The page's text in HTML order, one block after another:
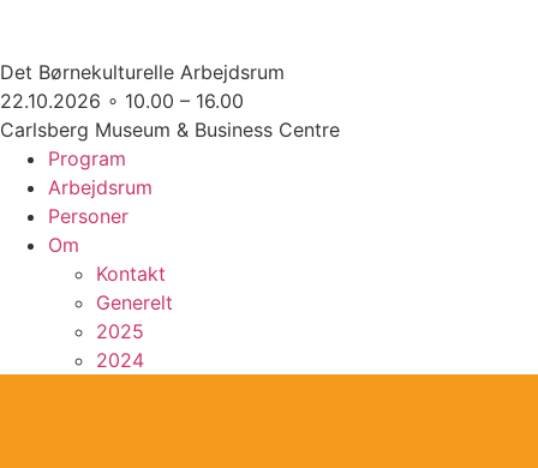
Det Børnekulturelle Arbejdsrum
22.10.2026 ∘ 10.00 – 16.00
Carlsberg Museum & Business Centre
Program
Arbejdsrum
Personer
Om
Kontakt
Generelt
2025
2024